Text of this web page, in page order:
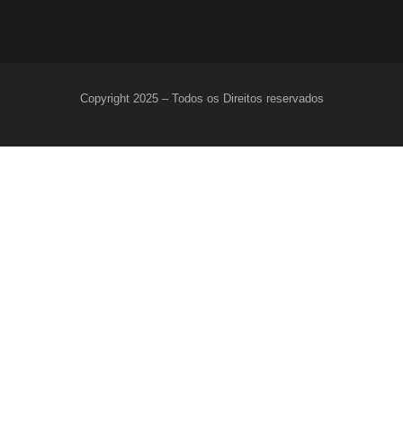
Copyright 2025 – Todos os Direitos reservados